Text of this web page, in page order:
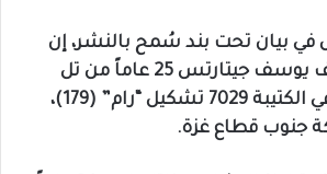
في بيان تحت بند سُمح بالنشر، إن
اللواء احتياط جوزيف يوسف جيتارتس 25 عاماً من تل
أبيب، مقاتل مدرع في الكتيبة 7029 تشكيل “رام” (179)،
جنوب قطاع غزة.